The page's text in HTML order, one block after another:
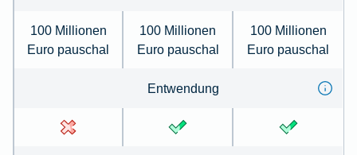
100 Millionen
Euro pauschal
100 Millionen
Euro pauschal
100 Millionen
Euro pauschal
Ent­wen­dung